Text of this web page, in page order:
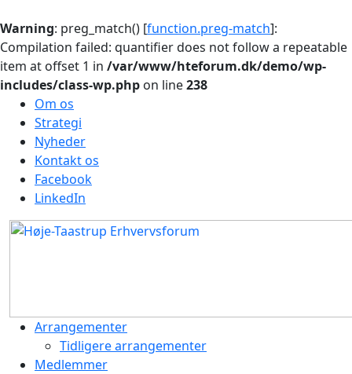
Warning: preg_match() [function.preg-match]:
Compilation failed: quantifier does not follow a repeatable
item at offset 1 in /var/www/hteforum.dk/demo/wp-
includes/class-wp.php on line238
Om os
Strategi
Nyheder
Kontakt os
Facebook
LinkedIn
Arrangementer
Tidligere arrangementer
Medlemmer